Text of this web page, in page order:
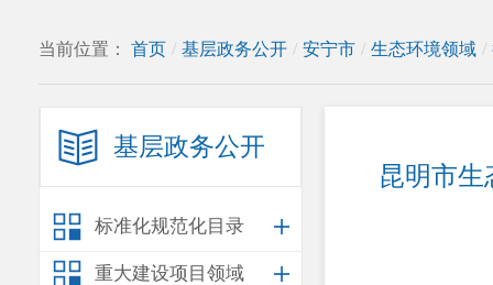
当前位置： 首页 / 基层政务公开 / 安宁市 / 生态环境领域 /
基层政务公开
标准化规范化目录
重大建设项目领域
昆明市